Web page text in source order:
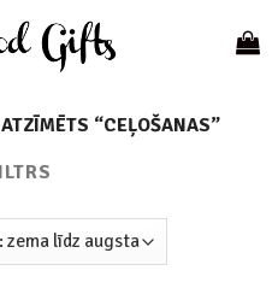
“CEĻOŠANAS”